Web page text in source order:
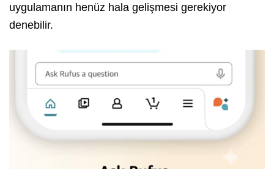
uygulamanın henüz hala gelişmesi gerekiyor
denebilir.